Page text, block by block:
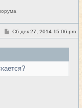
#26
С
о
е
н
Сб дек 27, 2014 15:06 pm